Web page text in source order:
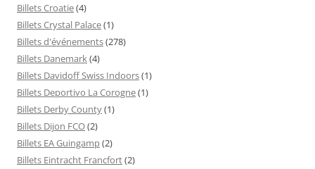
Billets Croatie(4)
Billets Crystal Palace(1)
Billets d'événements(278)
Billets Danemark(4)
Billets Davidoff Swiss Indoors(1)
Billets Deportivo La Corogne(1)
Billets Derby County(1)
Billets Dijon FCO(2)
Billets EA Guingamp(2)
Billets Eintracht Francfort(2)